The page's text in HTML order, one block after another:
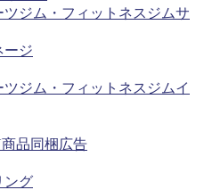
ツジム・フィットネスジムサ
ージ
ツジム・フィットネスジムイ
品同梱広告
ング